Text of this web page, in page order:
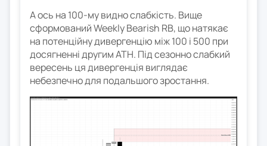
А ось на 100-му видно слабкість. Вище
сформований Weekly Bearish RB, що натякає
на потенційну дивергенцію між 100 і 500 при
досягненні другим ATH. Під сезонно слабкий
вересень ця дивергенція виглядає
небезпечно для подальшого зростання.